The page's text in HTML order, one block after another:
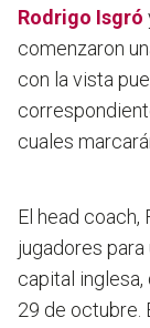
Rodrigo Isgró
comenzaron
con la vista
cuales
El head
jugadores
capital
29 de octubre.